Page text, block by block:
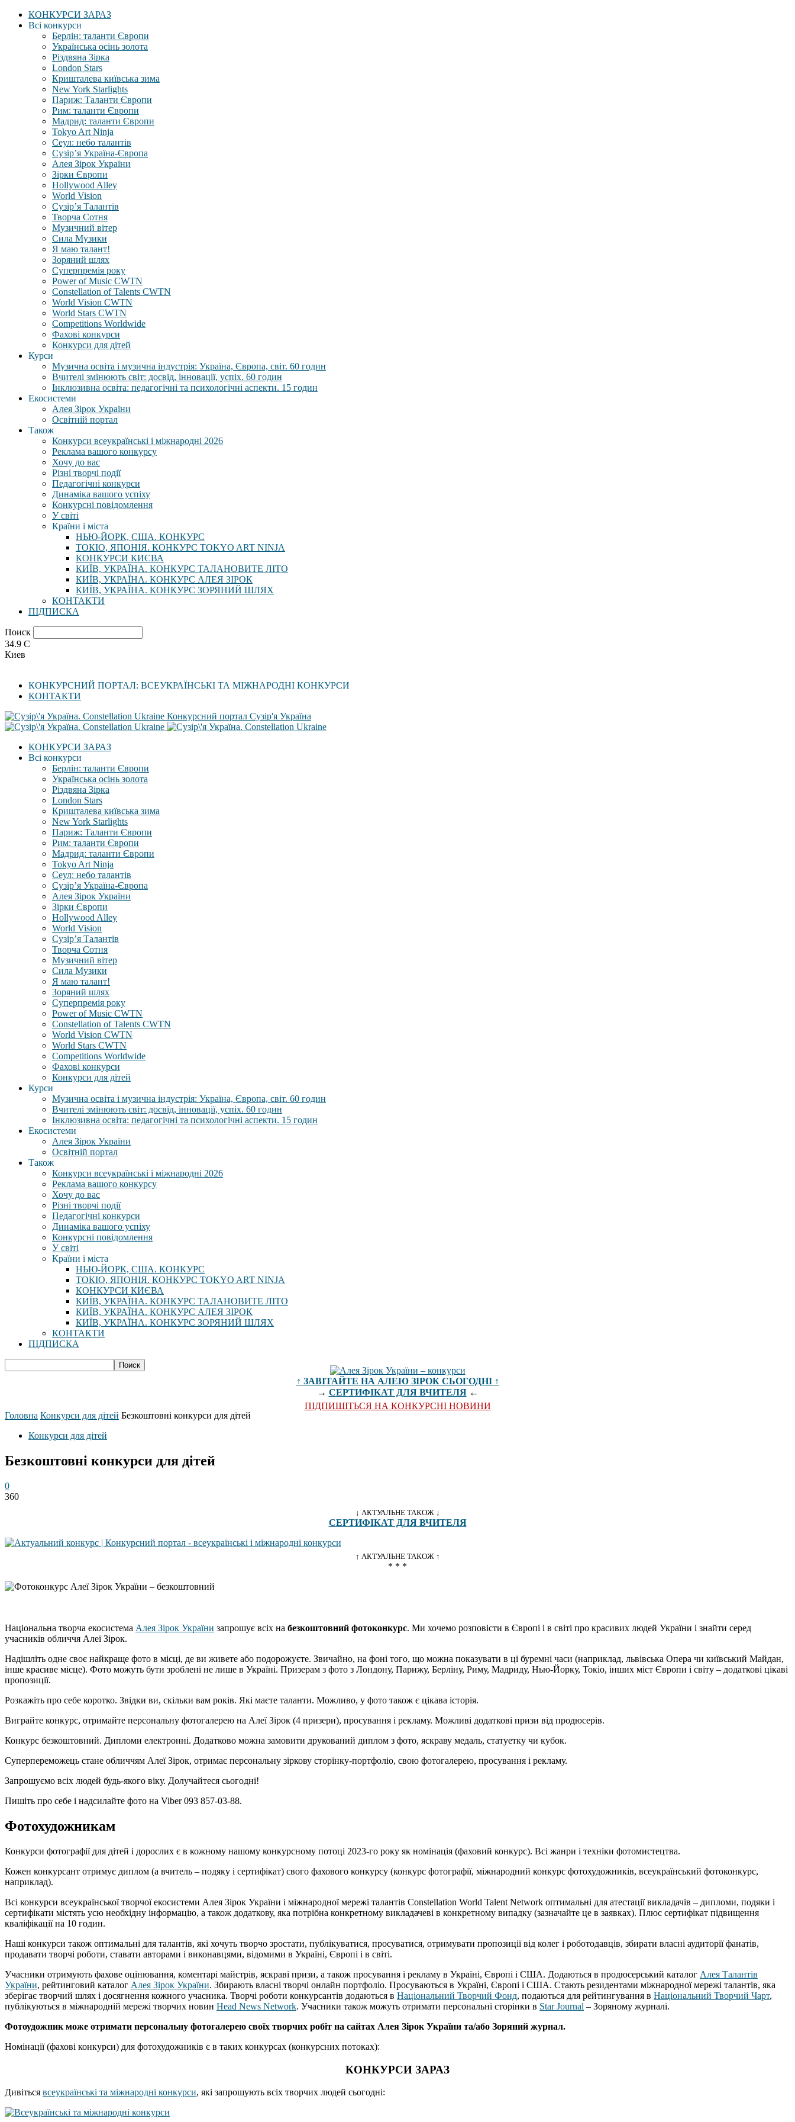
КОНКУРСИ ЗАРАЗ
Всі конкурси
Берлін: таланти Європи
Українська осінь золота
Різдвяна Зірка
London Stars
Кришталева київська зима
New York Starlights
Париж: Таланти Європи
Рим: таланти Європи
Мадрид: таланти Європи
Tokyo Art Ninja
Сеул: небо талантів
Сузір’я Україна-Європа
Алея Зірок України
Зірки Європи
Hollywood Alley
World Vision
Сузір’я Талантів
Творча Сотня
Музичний вітер
Сила Музики
Я маю талант!
Зоряний шлях
Суперпремія року
Power of Music CWTN
Constellation of Talents CWTN
World Vision CWTN
World Stars CWTN
Competitions Worldwide
Фахові конкурси
Конкурси для дітей
Курси
Музична освіта і музична індустрія: Україна, Європа, світ. 60 годин
Вчителі змінюють світ: досвід, інновації, успіх. 60 годин
Інклюзивна освіта: педагогічні та психологічні аспекти. 15 годин
Екосистеми
Алея Зірок України
Освітній портал
Також
Конкурси всеукраїнські і міжнародні 2026
Реклама вашого конкурсу
Хочу до вас
Різні творчі події
Педагогічні конкурси
Динаміка вашого успіху
Конкурсні повідомлення
У світі
Країни і міста
НЬЮ-ЙОРК, США. КОНКУРС
ТОКІО, ЯПОНІЯ. КОНКУРС TOKYO ART NINJA
КОНКУРСИ КИЄВА
КИЇВ, УКРАЇНА. КОНКУРС ТАЛАНОВИТЕ ЛІТО
КИЇВ, УКРАЇНА. КОНКУРС АЛЕЯ ЗІРОК
КИЇВ, УКРАЇНА. КОНКУРС ЗОРЯНИЙ ШЛЯХ
КОНТАКТИ
ПІДПИСКА
Поиск
34.9 C
Киев
КОНКУРСНИЙ ПОРТАЛ: ВСЕУКРАЇНСЬКІ ТА МІЖНАРОДНІ КОНКУРСИ
КОНТАКТИ
Конкурсний портал Сузір'я Україна
КОНКУРСИ ЗАРАЗ
Всі конкурси
Берлін: таланти Європи
Українська осінь золота
Різдвяна Зірка
London Stars
Кришталева київська зима
New York Starlights
Париж: Таланти Європи
Рим: таланти Європи
Мадрид: таланти Європи
Tokyo Art Ninja
Сеул: небо талантів
Сузір’я Україна-Європа
Алея Зірок України
Зірки Європи
Hollywood Alley
World Vision
Сузір’я Талантів
Творча Сотня
Музичний вітер
Сила Музики
Я маю талант!
Зоряний шлях
Суперпремія року
Power of Music CWTN
Constellation of Talents CWTN
World Vision CWTN
World Stars CWTN
Competitions Worldwide
Фахові конкурси
Конкурси для дітей
Курси
Музична освіта і музична індустрія: Україна, Європа, світ. 60 годин
Вчителі змінюють світ: досвід, інновації, успіх. 60 годин
Інклюзивна освіта: педагогічні та психологічні аспекти. 15 годин
Екосистеми
Алея Зірок України
Освітній портал
Також
Конкурси всеукраїнські і міжнародні 2026
Реклама вашого конкурсу
Хочу до вас
Різні творчі події
Педагогічні конкурси
Динаміка вашого успіху
Конкурсні повідомлення
У світі
Країни і міста
НЬЮ-ЙОРК, США. КОНКУРС
ТОКІО, ЯПОНІЯ. КОНКУРС TOKYO ART NINJA
КОНКУРСИ КИЄВА
КИЇВ, УКРАЇНА. КОНКУРС ТАЛАНОВИТЕ ЛІТО
КИЇВ, УКРАЇНА. КОНКУРС АЛЕЯ ЗІРОК
КИЇВ, УКРАЇНА. КОНКУРС ЗОРЯНИЙ ШЛЯХ
КОНТАКТИ
ПІДПИСКА
↑ ЗАВІТАЙТЕ НА АЛЕЮ ЗІРОК СЬОГОДНІ ↑
→ СЕРТИФІКАТ ДЛЯ ВЧИТЕЛЯ←
ПІДПИШІТЬСЯ НА КОНКУРСНІ НОВИНИ
Головна Конкурси для дітей Безкоштовні конкурси для дітей
Конкурси для дітей
Безкоштовні конкурси для дітей
0
360
↓ АКТУАЛЬНЕ ТАКОЖ ↓
СЕРТИФІКАТ ДЛЯ ВЧИТЕЛЯ
↑ АКТУАЛЬНЕ ТАКОЖ ↑
* * *
Національна творча екосистема Алея Зірок України запрошує всіх на безкоштовний фотоконкурс. Ми хочемо розповісти в Європі і в світі про красивих людей України і знайти серед
учасників обличчя Алеї Зірок.
Надішліть одне своє найкраще фото в місці, де ви живете або подорожуєте. Звичайно, на фоні того, що можна показувати в ці буремні часи (наприклад, львівська Опера чи київський Майдан,
інше красиве місце). Фото можуть бути зроблені не лише в Україні. Призерам з фото з Лондону, Парижу, Берліну, Риму, Мадриду, Нью-Йорку, Токіо, інших міст Європи і світу – додаткові цікаві
пропозиції.
Розкажіть про себе коротко. Звідки ви, скільки вам років. Які маєте таланти. Можливо, у фото також є цікава історія.
Виграйте конкурс, отримайте персональну фотогалерею на Алеї Зірок (4 призери), просування і рекламу. Можливі додаткові призи від продюсерів.
Конкурс безкоштовний. Дипломи електронні. Додатково можна замовити друкований диплом з фото, яскраву медаль, статуетку чи кубок.
Суперпереможець стане обличчям Алеї Зірок, отримає персональну зіркову сторінку-портфоліо, свою фотогалерею, просування і рекламу.
Запрошуємо всіх людей будь-якого віку. Долучайтеся сьогодні!
Пишіть про себе і надсилайте фото на Viber 093 857-03-88.
Фотохудожникам
Конкурси фотографії для дітей і дорослих є в кожному нашому конкурсному потоці 2023-го року як номінація (фаховий конкурс). Всі жанри і техніки фотомистецтва.
Кожен конкурсант отримує диплом (а вчитель – подяку і сертифікат) свого фахового конкурсу (конкурс фотографії, міжнародний конкурс фотохудожників, всеукраїнський фотоконкурс,
наприклад).
Всі конкурси всеукраїнської творчої екосистеми Алея Зірок України і міжнародної мережі талантів Constellation World Talent Network оптимальні для атестації викладачів – дипломи, подяки і
сертифікати містять усю необхідну інформацію, а також додаткову, яка потрібна конкретному викладачеві в конкретному випадку (зазначайте це в заявках). Плюс сертифікат підвищення
кваліфікації на 10 годин.
Наші конкурси також оптимальні для талантів, які хочуть творчо зростати, публікуватися, просуватися, отримувати пропозиції від колег і роботодавців, збирати власні аудиторії фанатів,
продавати творчі роботи, ставати авторами і виконавцями, відомими в Україні, Європі і в світі.
Учасники отримують фахове оцінювання, коментарі майстрів, яскраві призи, а також просування і рекламу в Україні, Європі і США. Додаються в продюсерський каталог Алея Талантів
України, рейтинговий каталог Алея Зірок України. Збирають власні творчі онлайн портфоліо. Просуваються в Україні, Європі і США. Стають резидентами міжнародної мережі талантів, яка
зберігає творчий шлях і досягнення кожного учасника. Творчі роботи конкурсантів додаються в Національний Творчий Фонд, подаються для рейтингування в Національний Творчий Чарт,
публікуються в міжнародній мережі творчих новин Head News Network. Учасники також можуть отримати персональні сторінки в Star Journal – Зоряному журналі.
Фотоудожник може отримати персональну фотогалерею своїх творчих робіт на сайтах Алея Зірок України та/або Зоряний журнал.
Номінації (фахові конкурси) для фотохудожників є в таких конкурсах (конкурсних потоках):
КОНКУРСИ ЗАРАЗ
Дивіться всеукраїнські та міжнародні конкурси, які запрошують всіх творчих людей сьогодні: